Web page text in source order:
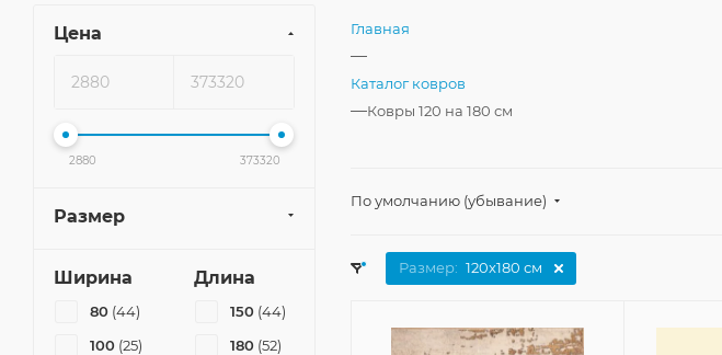
Главная
—
Каталог ковров
—Ковры 120 на 180 см
По умолчанию (убывание)
Размер: 120x180 см
Цена
2880 373320
Размер
Ширина
80 (44)
100 (25)
Длина
150 (44)
180 (52)